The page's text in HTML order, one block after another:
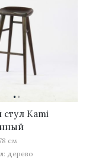
··
стул Kami
см
дерево